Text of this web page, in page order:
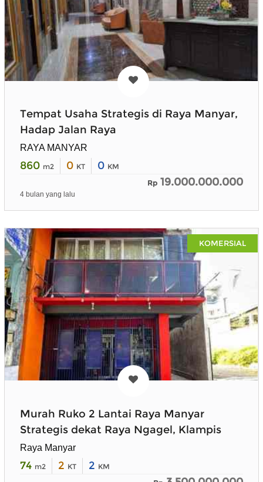
Tempat Usaha Strategis di Raya Manyar,
Hadap Jalan Raya
RAYA MANYAR
860 m2 0 KT 0 KM
Rp 19.000.000.000
4 bulan yang lalu
KOMERSIAL
Murah Ruko 2 Lantai Raya Manyar
Strategis dekat Raya Ngagel, Klampis
Raya Manyar
74 m2 2 KT 2 KM